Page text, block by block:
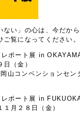
ない」の心は、今だか
ご覧になってください。
レポート展 in
（金）
山コンベンションセン
レポート展 in
月２８日（金）